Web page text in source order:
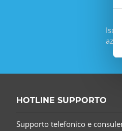
HOTLINE SUPPORTO
Supporto telefonico e